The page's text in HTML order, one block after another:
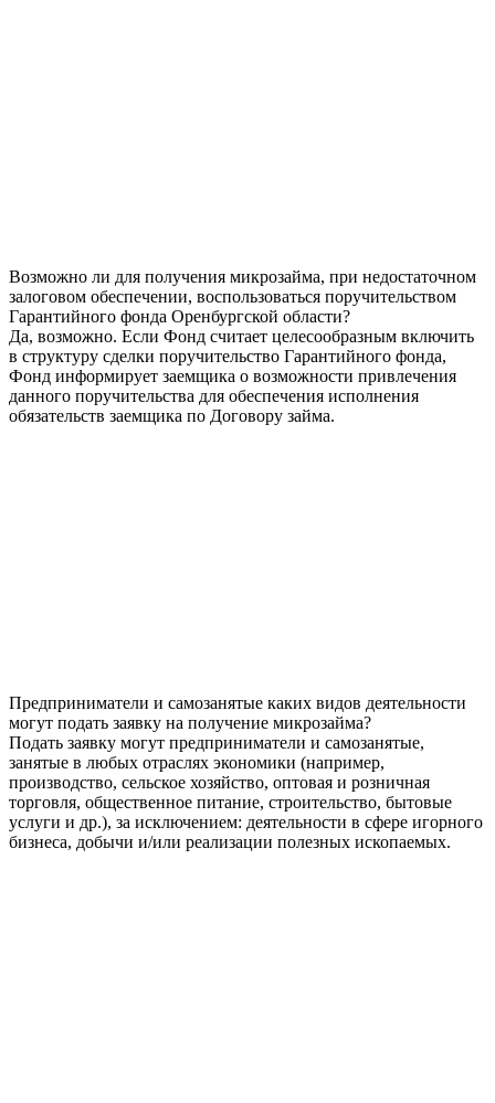
Возможно ли для получения микрозайма, при недостаточном
залоговом обеспечении, воспользоваться поручительством
Гарантийного фонда Оренбургской области?
Да, возможно. Если Фонд считает целесообразным включить
в структуру сделки поручительство Гарантийного фонда,
Фонд информирует заемщика о возможности привлечения
данного поручительства для обеспечения исполнения
обязательств заемщика по Договору займа.
Предприниматели и самозанятые каких видов деятельности
могут подать заявку на получение микрозайма?
Подать заявку могут предприниматели и самозанятые,
занятые в любых отраслях экономики (например,
производство, сельское хозяйство, оптовая и розничная
торговля, общественное питание, строительство, бытовые
услуги и др.), за исключением: деятельности в сфере игорного
бизнеса, добычи и/или реализации полезных ископаемых.